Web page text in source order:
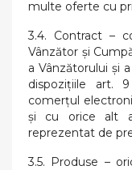
multe oferte cu
3.4. Contract –
Vânzător şi
a Vânzătorului şi
dispozițiile art.
comerțul
și cu orice alt
reprezentat de
3.5. Produse –